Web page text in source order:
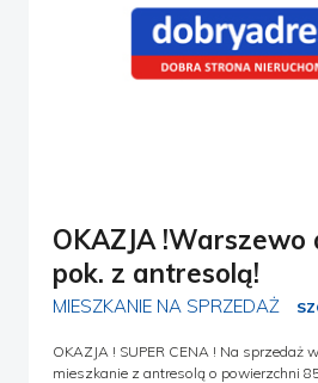
OKAZJA
pok. z antresolą!
MIESZKANIE NA SPRZEDAŻ
OKAZJA ! SUPER CENA ! Na sprzedaż
mieszkanie z antresolą o powierzchni